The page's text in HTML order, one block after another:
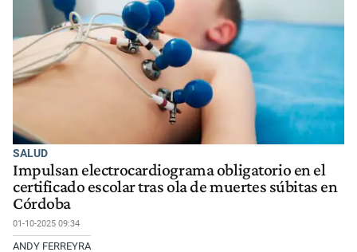
SALUD
Impulsan electrocardiograma obligatorio en el
certificado escolar tras ola de muertes súbitas en
Córdoba
01-10-2025 09:34
ANDY FERREYRA